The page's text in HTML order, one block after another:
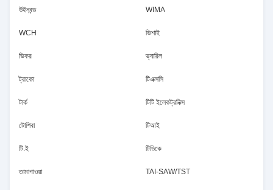
উইনবন্ড WIMA
WCH ভিশাই
ভিকর ভ্যারিল
ট্রাকো টিএক্সসি
টার্ক টিটি ইলেকট্রনিক্স
টোশিবা টিআই
টি.ই টিডিকে
তামাগাওয়া TAI-SAW/TST